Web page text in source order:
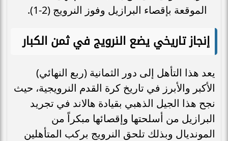
الموقعة بإقصاء البرازيل وفوز النرويج (2-1).
إنجاز تاريخي يضع النرويج في ثمن الكبار
يعد هذا التأهل إلى دور الثمانية (ربع النهائي)
الأكبر والأبرز في تاريخ كرة القدم النرويجية، حيث
نجح هذا الجيل الذهبي بقيادة هالاند في تجريد
البرازيل من أسلحتها وإقصائها مبكراً من
المونديال وبذلك تلحق النرويج بركب المتأهلين